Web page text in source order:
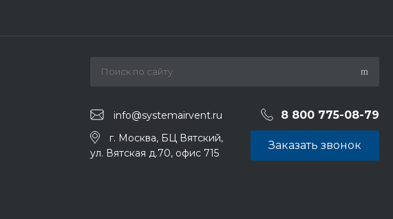
info@systemairvent.ru 8 800 775-08-79
г. Москва, БЦ Вятский,
ул. Вятская д.70, офис 715
Заказать звонок